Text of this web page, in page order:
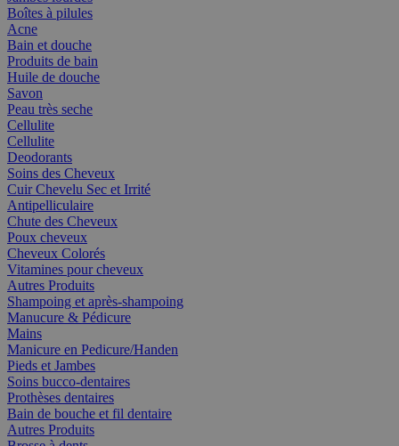
Boîtes à pilules
Acne
Bain et douche
Produits de bain
Huile de douche
Savon
Peau très seche
Cellulite
Cellulite
Deodorants
Soins des Cheveux
Cuir Chevelu Sec et Irrité
Antipelliculaire
Chute des Cheveux
Poux cheveux
Cheveux Colorés
Vitamines pour cheveux
Autres Produits
Shampoing et après-shampoing
Manucure & Pédicure
Mains
Manicure en Pedicure/Handen
Pieds et Jambes
Soins bucco-dentaires
Prothèses dentaires
Bain de bouche et fil dentaire
Autres Produits